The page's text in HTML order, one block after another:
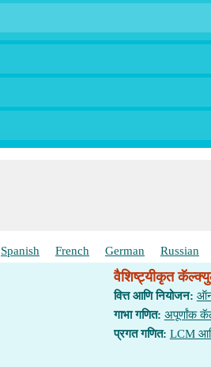
Spanish French German Russian
वैशिष्ट्यीकृत
वित्त आणि नियोजन:
गाभा गणित: अपूर्णांक
प्रगत गणित: LCM